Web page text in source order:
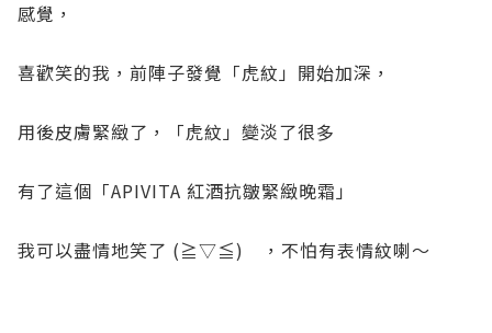
感覺，
喜歡笑的我，前陣子發覺「虎紋」開始加深，
用後皮膚緊緻了，「虎紋」變淡了很多
有了這個「APIVITA 紅酒抗皺緊緻晚霜」
我可以盡情地笑了 (≧▽≦) ，不怕有表情紋喇～